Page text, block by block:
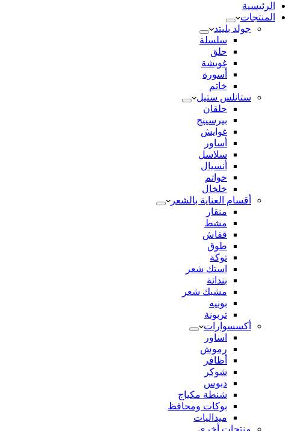
الرئيسية
المنتجات
جولد بليتد
سلسلة
حلق
غويشة
أسورة
خاتم
ستانلس ستيل
حلقان
بيرسينج
غوايش
أساور
سلاسل
أنسيال
خواتم
خلخال
أقسام العناية بالشعر
منقار
مشط
قفاش
طوق
توكة
استك شعر
بندانة
مشبك شعر
بونيه
تربونة
أكسسوارات
اساور
رموش
أظافر
شوكر
دبوس
شنطة مكياج
بوكات ومحافظ
ميداليات
منتجات أخري